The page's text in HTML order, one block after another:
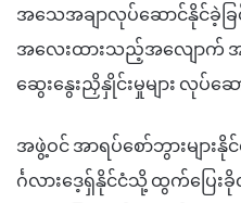
အသေအချာလုပ်ဆောင်နိုင်ခဲ့ခ
အလေးထားသည့်အလျောက် အာ
ဆွေးနွေးညှိနှိုင်းမှုများ လုပ်ဆ
အဖွဲ့ဝင် အာရပ်စော်ဘွားများ
င်္ဂလားဒေ့ရှ်နိုင်ငံသို့ ထွက်ပြေး